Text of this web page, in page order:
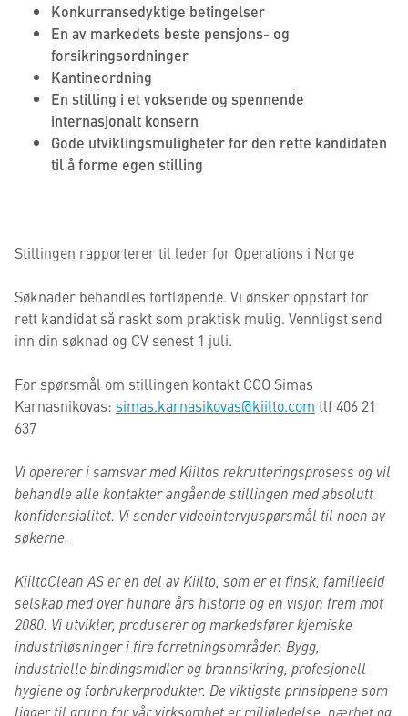
Konkurransedyktige betingelser
En av markedets beste pensjons- og
forsikringsordninger
Kantineordning
En stilling i et voksende og spennende
internasjonalt konsern
Gode utviklingsmuligheter for den rette kandidaten
til å forme egen stilling
Stillingen rapporterer til leder for Operations i Norge
Søknader behandles fortløpende. Vi ønsker oppstart for
rett kandidat så raskt som praktisk mulig. Vennligst send
inn din søknad og CV senest 1 juli.
For spørsmål om stillingen kontakt COO Simas
Karnasnikovas: simas.karnasikovas@kiilto.com tlf 406 21
637
Vi opererer i samsvar med Kiiltos rekrutteringsprosess og vil
behandle alle kontakter angående stillingen med absolutt
konfidensialitet. Vi sender videointervjuspørsmål til noen av
søkerne.
KiiltoClean AS er en del avKiilto, som er et finsk, familieeid
selskap med over hundre års historie og en visjon frem mot
2080. Vi utvikler, produserer og markedsfører kjemiske
industriløsninger i fire forretningsområder: Bygg,
industrielle bindingsmidler og brannsikring, profesjonell
hygiene og forbrukerprodukter. De viktigste prinsippene som
ligger til grunn for vår virksomhet er miljøledelse, nærhet og